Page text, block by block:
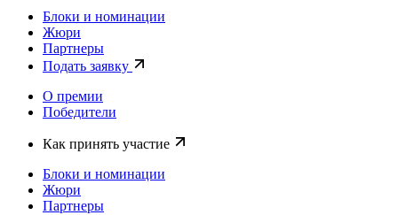
Блоки и номинации
Жюри
Партнеры
Подать заявку
О премии
Победители
Как принять участие
Блоки и номинации
Жюри
Партнеры